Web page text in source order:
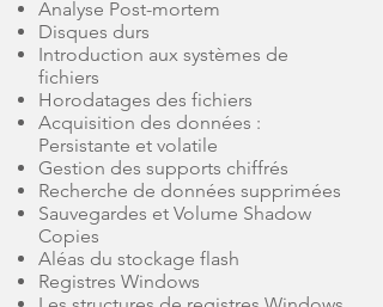
Analyse Post-mortem
Disques durs
Introduction aux systèmes de
fichiers
Horodatages des fichiers
Acquisition des données :
Persistante et volatile
Gestion des supports chiffrés
Recherche de données supprimées
Sauvegardes et Volume Shadow
Copies
Aléas du stockage flash
Registres Windows